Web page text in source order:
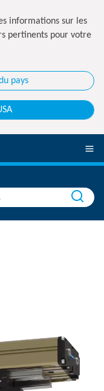
informations sur les
pertinents pour votre
pays